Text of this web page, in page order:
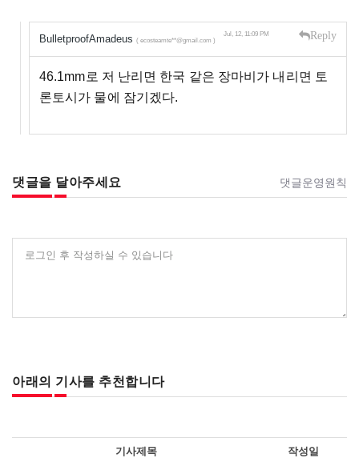
BulletproofAmadeus ( ecosteamte**@gmail.com )
Jul, 12, 11:09 PM Reply
46.1mm로 저 난리면 한국 같은 장마비가 내리면 토
론토시가 물에 잠기겠다.
댓글을 달아주세요 댓글운영원칙
로그인 후 작성하실 수 있습니다
아래의 기사를 추천합니다
기사제목 작성일